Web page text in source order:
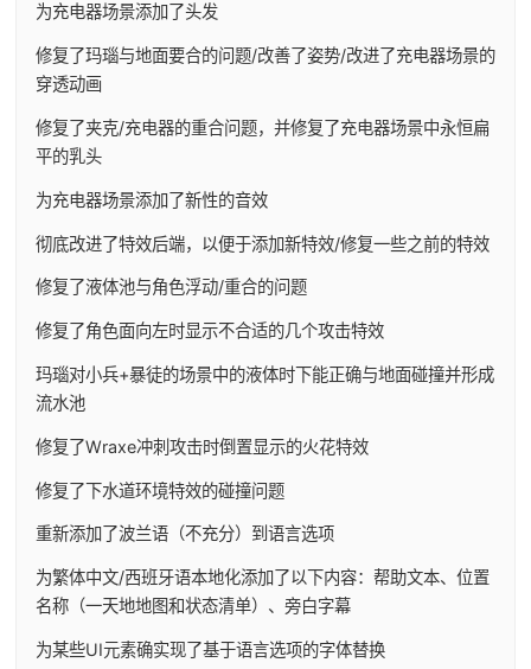
为充电器场景添加了头发
修复了玛瑙与地面要合的问题/改善了姿势/改进了充电器场景的
穿透动画
修复了夹克/充电器的重合问题，并修复了充电器场景中永恒扁
平的乳头
为充电器场景添加了新性的音效
彻底改进了特效后端，以便于添加新特效/修复一些之前的特效
修复了液体池与角色浮动/重合的问题
修复了角色面向左时显示不合适的几个攻击特效
玛瑙对小兵+暴徒的场景中的液体时下能正确与地面碰撞并形成
流水池
修复了Wraxe冲刺攻击时倒置显示的火花特效
修复了下水道环境特效的碰撞问题
重新添加了波兰语（不充分）到语言选项
为繁体中文/西班牙语本地化添加了以下内容：帮助文本、位置
名称（一天地地图和状态清单）、旁白字幕
为某些UI元素确实现了基于语言选项的字体替换